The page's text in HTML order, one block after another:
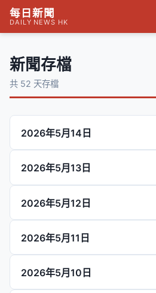
每日新聞
DAILY NEWS HK
新聞存檔
共 52 天存檔
2026年5月14日
2026年5月13日
2026年5月12日
2026年5月11日
2026年5月10日